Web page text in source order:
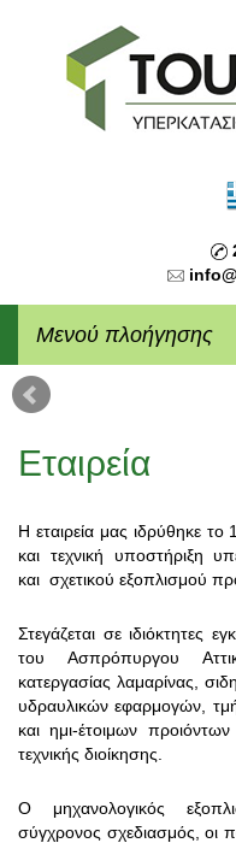
Μενού πλοήγησης
Εταιρεία
Η εταιρεία μας ιδρύθηκε το
και τεχνική υποστήριξη
και σχετικού εξοπλισμού
Στεγάζεται σε ιδιόκτητες
του Ασπρόπυργου
κατεργασίας λαμαρίνας,
υδραυλικών εφαρμογών,
και ημι-έτοιμων
τεχνικής διοίκησης.
Ο μηχανολογικός
σύγχρονος σχεδιασμός, οι